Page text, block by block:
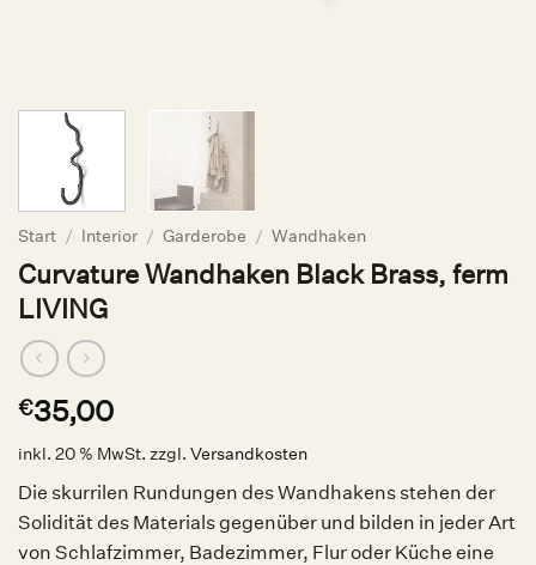
Start / Interior / Garderobe / Wandhaken
Curvature Wandhaken Black Brass, ferm
LIVING
€35,00
inkl. 20 % MwSt. zzgl. Versandkosten
Die skurrilen Rundungen des Wandhakens stehen der
Solidität des Materials gegenüber und bilden in jeder Art
von Schlafzimmer, Badezimmer, Flur oder Küche eine